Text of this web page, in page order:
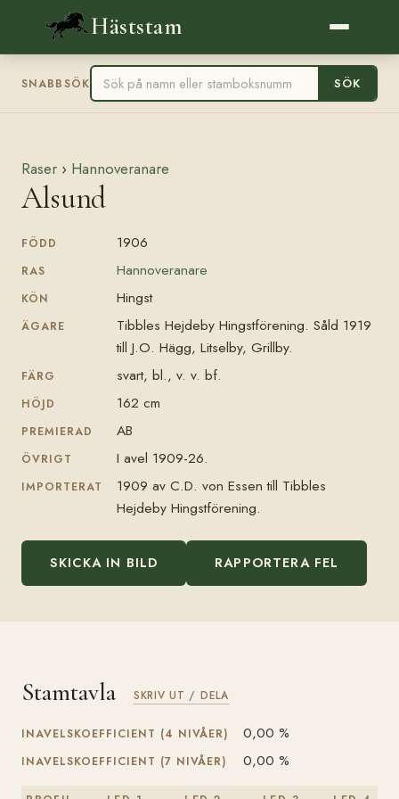
Häststam
SNABBSÖK SÖK
Raser › Hannoveranare
Alsund
FÖDD 1906
RAS Hannoveranare
KÖN Hingst
ÄGARE
Tibbles Hejdeby Hingstförening. Såld 1919
till J.O. Hägg, Litselby, Grillby.
FÄRG svart, bl., v. v. bf.
HÖJD 162 cm
PREMIERAD AB
ÖVRIGT I avel 1909-26.
IMPORTERAT
1909 av C.D. von Essen till Tibbles
Hejdeby Hingstförening.
SKICKA IN BILD RAPPORTERA FEL
Stamtavla SKRIV UT / DELA
INAVELSKOEFFICIENT (4 NIVÅER) 0,00 %
INAVELSKOEFFICIENT (7 NIVÅER) 0,00 %